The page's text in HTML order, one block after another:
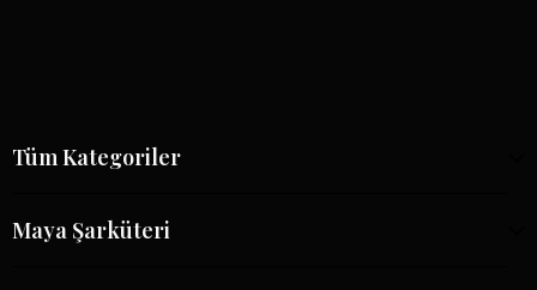
Tüm Kategoriler
Maya Şarküteri